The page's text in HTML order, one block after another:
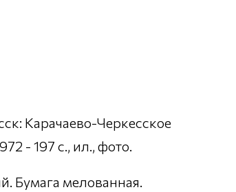
Карачаево-Черкесское
- 197 с., ил., фото.
Бумага мелованная.